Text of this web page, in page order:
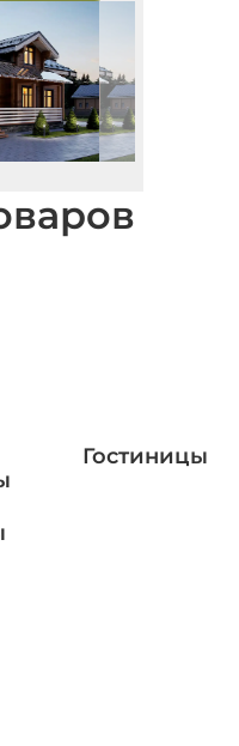
Гостиницы